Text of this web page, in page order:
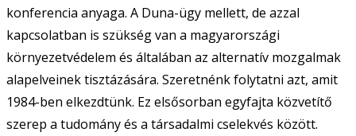
konferencia anyaga. A Duna-ügy mellett, de azzal
kapcsolatban is szükség van a magyarországi
környezetvédelem és általában az alternatív mozgalmak
alapelveinek tisztázására. Szeretnénk folytatni azt, amit
1984-ben elkezdtünk. Ez elsősorban egyfajta közvetítő
szerep a tudomány és a társadalmi cselekvés között.